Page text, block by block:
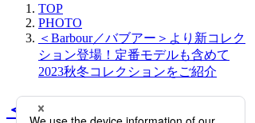
TOP
PHOTO
＜Barbour／バブアー＞より新コレク
ション登場！定番モデルも含めて
2023秋冬コレクションをご紹介
＜Barbour／バブアー＞よ